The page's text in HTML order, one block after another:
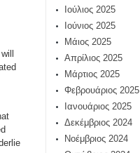
Ιούλιος 2025
Ιούνιος 2025
Μάιος 2025
Απρίλιος 2025
Μάρτιος 2025
Φεβρουάριος 2025
Ιανουάριος 2025
Δεκέμβριος 2024
Νοέμβριος 2024